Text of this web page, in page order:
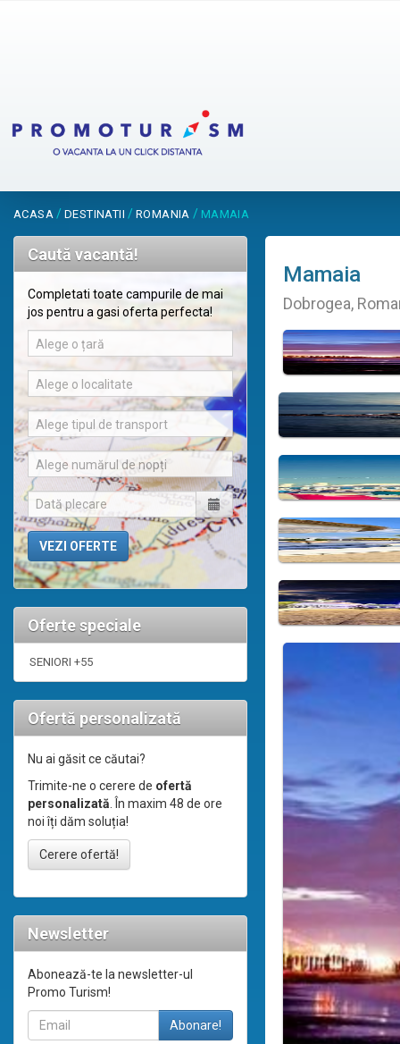
ACASA / DESTINATII / ROMANIA / MAMAIA
Caută vacantă!
Completati toate campurile de mai
jos pentru a gasi oferta perfecta!
Alege o țară
Alege o localitate
Alege tipul de transport
Alege numărul de nopți
Oferte speciale
SENIORI +55
Ofertă personalizată
Nu ai găsit ce căutai?
Trimite-ne o cerere de ofertă
personalizată. În maxim 48 de ore
noi îți dăm soluția!
Cerere ofertă!
Newsletter
Abonează-te la newsletter-ul
Promo Turism!
Mamaia
Dobrogea,